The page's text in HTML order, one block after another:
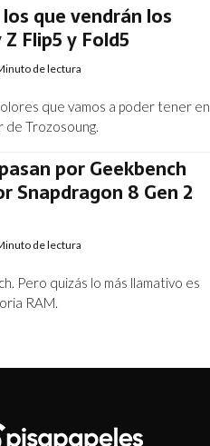
que vendrán los
Flip5 y Fold5
de lectura
que vamos a poder tener en
de Trozosoung.
por Geekbench
Snapdragon 8 Gen 2
de lectura
Pero quizás lo más llamativo es
RAM.